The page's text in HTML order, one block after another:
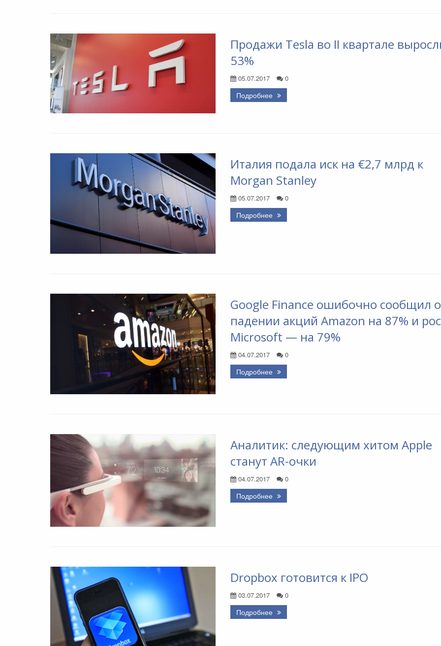
Продажи Tesla во II квартале
53%
05.07.2017 0
Подробнее
Италия подала иск на €2,7 млрд к
Morgan Stanley
05.07.2017 0
Подробнее
Google Finance ошибочно сообщил о
падении акций Amazon на 87% и
Microsoft — на 79%
04.07.2017 0
Подробнее
Аналитик: следующим хитом Apple
станут AR-очки
04.07.2017 0
Подробнее
Dropbox готовится к IPO
03.07.2017 0
Подробнее